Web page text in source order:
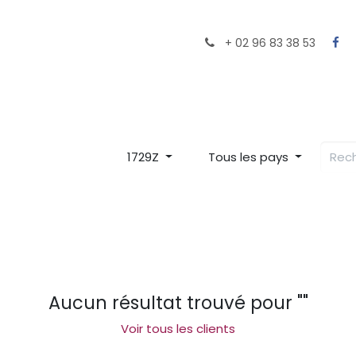
Le Chef Le Restaurant
+ 02 96 83 38 53
1729Z Tous les pays
Aucun résultat trouvé pour ""
Voir tous les clients